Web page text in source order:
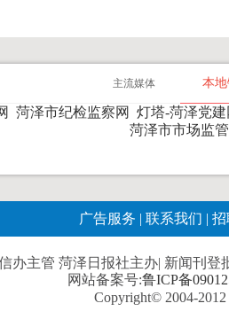
主流媒体 本
菏泽市纪检监察网 灯塔-菏泽党建
菏泽市市场监
广告服务 | 联系我们 | 招
办主管 菏泽日报社主办| 新闻刊登
网站备案号:鲁ICP备
Copyright© 2004-2012